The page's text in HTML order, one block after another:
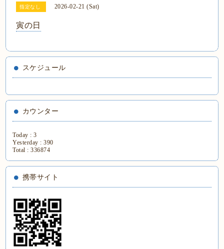
指定なし 2026-02-21 (Sat)
寅の日
スケジュール
カウンター
Today :3
Yesterday :390
Total :336874
携帯サイト